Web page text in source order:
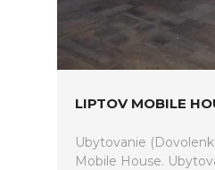
LIPTOV MOBILE
Ubytovanie
Mobile House.